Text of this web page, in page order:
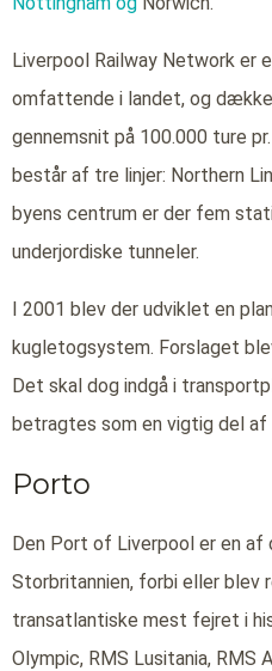
Liverpool Railway Network
omfattende i landet, og
gennemsnit på 100.000 ture
består af tre linjer: Northern
byens centrum er der fem
underjordiske tunneler.
I 2001 blev der udviklet en
kugletogsystem. Forslaget
Det skal dog indgå i
betragtes som en vigtig del af
Porto
Den Port of Liverpool er en af
Storbritannien, forbi eller blev
transatlantiske mest fejret i
Olympic, RMS Lusitania, RMS